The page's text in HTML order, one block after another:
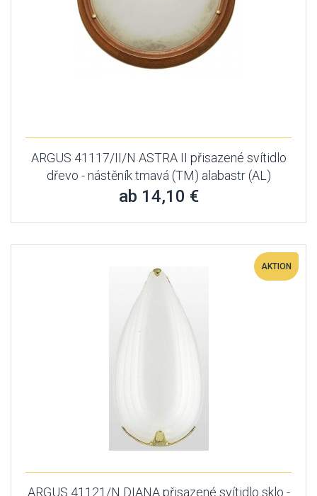
ARGUS 41117/II/N ASTRA II přisazené svítidlo
dřevo - nástěník tmavá (TM) alabastr (AL)
ab 14,10 €
AKTION
ARGUS 41121/N DIANA přisazené svítidlo sklo -